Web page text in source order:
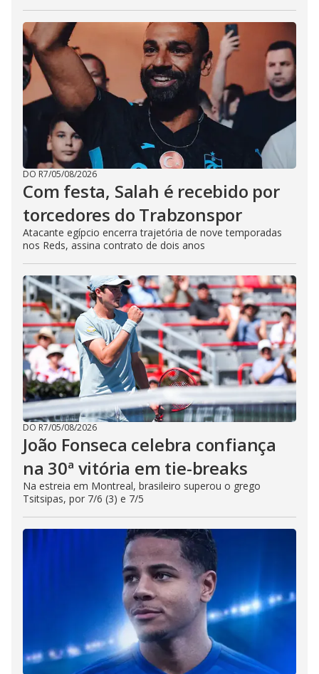
DO R7/05/08/2026
Com festa, Salah é recebido por
torcedores do Trabzonspor
Atacante egípcio encerra trajetória de nove temporadas
nos Reds, assina contrato de dois anos
DO R7/05/08/2026
João Fonseca celebra confiança
na 30ª vitória em tie-breaks
Na estreia em Montreal, brasileiro superou o grego
Tsitsipas, por 7/6 (3) e 7/5